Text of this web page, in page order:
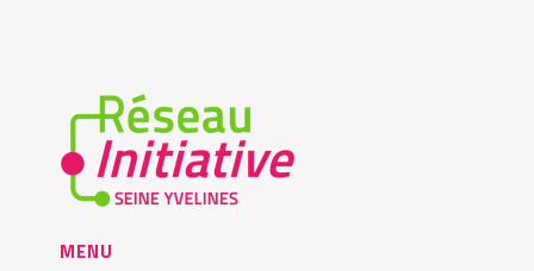
MENU